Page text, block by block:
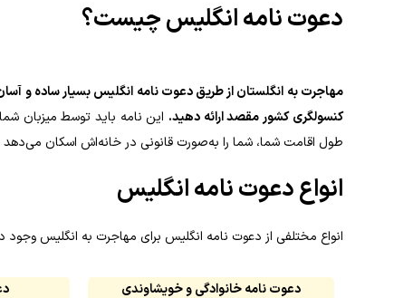
دعوت‌ نامه انگلیس چیست؟
مهاجرت به انگلستان از طریق دعوت‌ نامه انگلیس بسیار ساده و
کنسولگری کشور مقصد ارائه دهید. این نامه باید توسط میزبان
طول اقامت شما، شما را به‌صورت قانونی در خانه‌اش اسکان می‌دهد
انواع دعوت‌ نامه انگلیس
انواع مختلفی از دعوت‌ نامه انگلیس برای مهاجرت به انگلیس وجود
دعوت نامه خانوادگی و خویشاوندی